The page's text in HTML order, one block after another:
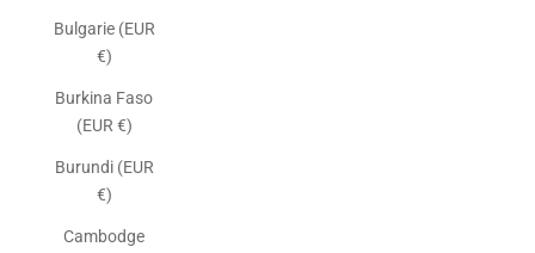
Bulgarie (EUR
€)
Burkina Faso
(EUR €)
Burundi (EUR
€)
Cambodge